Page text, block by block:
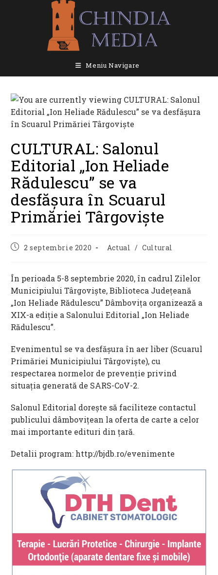
Meniu Navigare
CULTURAL: Salonul
Editorial „Ion Heliade
Rădulescu” se va
desfășura în Scuarul
Primăriei Târgoviște
Post2 septembrie 2020
Post
Actual / Cultural
În perioada 5-8 septembrie 2020, în cadrul Zilelor
Municipiului Târgovişte, Biblioteca Judeţeană
„Ion Heliade Rădulescu” Dâmboviţa organizează a
XIX-a ediţie a Salonului Editorial „Ion Heliade
Rădulescu”.
Evenimentul se va desfăşura în aer liber (Scuarul
Primăriei Municipiului Târgovişte), cu
respectarea normelor de prevenţie privind
situaţia generată de SARS-CoV-2.
Salonul Editorial doreşte să faciliteze contactul
publicului dâmboviţean la oferta de carte a celor
mai importante edituri din ţară.
Detalii program: http://bjdb.ro/evenimente